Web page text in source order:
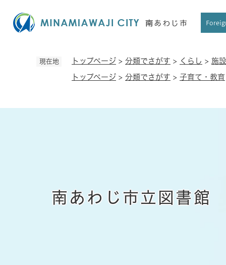
現在地 トップページ > 分類でさがす > くらし > 施
トップページ > 分類でさがす > 子育て・教育
南あわじ市立図書館